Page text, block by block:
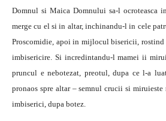
Domnul si Maica Domnului sa-l ocroteasca
merge cu el si in altar, inchinandu-l in cele
Proscomidie, apoi in mijlocul bisericii, rostind
imbisericire. Si incredintandu-l mamei ii
pruncul e nebotezat, preotul, dupa ce l-a
pronaos spre altar – semnul crucii si miruieste
imbiserici, dupa botez.